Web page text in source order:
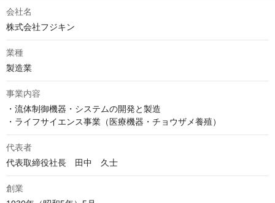
会社名
株式会社フジキン
業種
製造業
事業内容
・流体制御機器・システムの開発と製造
・ライフサイエンス事業（医療機器・チョウザメ養殖）
代表者
代表取締役社長　田中　久士
創業